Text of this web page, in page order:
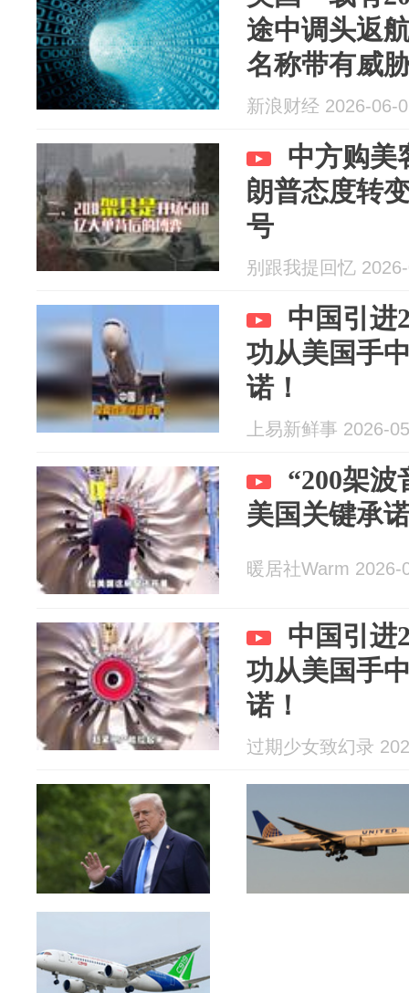
途中调头返
名称带有威
新浪财经 2026-06-
中方购美
朗普态度转
号
别跟我提回忆
中国引进
功从美国手
诺！
上易新鲜事 2026-
“200架
美国关键承
暖居社Warm 2026-
中国引进
功从美国手
诺！
过期少女致幻录